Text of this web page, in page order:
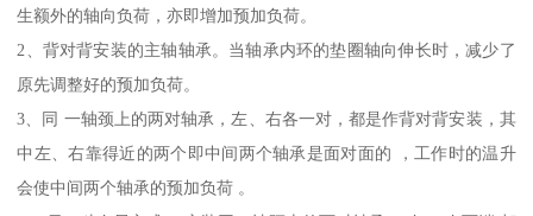
生额外的轴向负荷，亦即增加预加负荷。
2、背对背安装的主轴轴承。当轴承内环的垫圈轴向伸长时，减少了
原先调整好的预加负荷。
3、同 一轴颈上的两对轴承，左、右各一对，都是作背对背安装，其
中左、右靠得近的两个即中间两个轴承是面对面的 ，工作时的温升
会使中间两个轴承的预加负荷 。